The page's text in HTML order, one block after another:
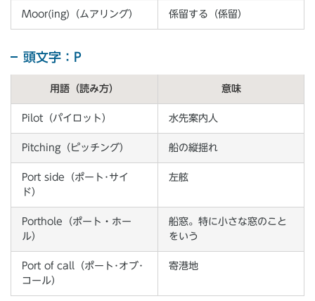
Moor(ing)（ムアリング） 係留する（係留）
頭文字：P
用語（読み方） 意味
Pilot（パイロット） 水先案内人
Pitching（ピッチング） 船の縦揺れ
Port side（ポート･サイ
ド）
左舷
Porthole（ポート・ホー
ル）
船窓。特に小さな窓のこと
をいう
Port of call（ポート･オブ･
コール）
寄港地